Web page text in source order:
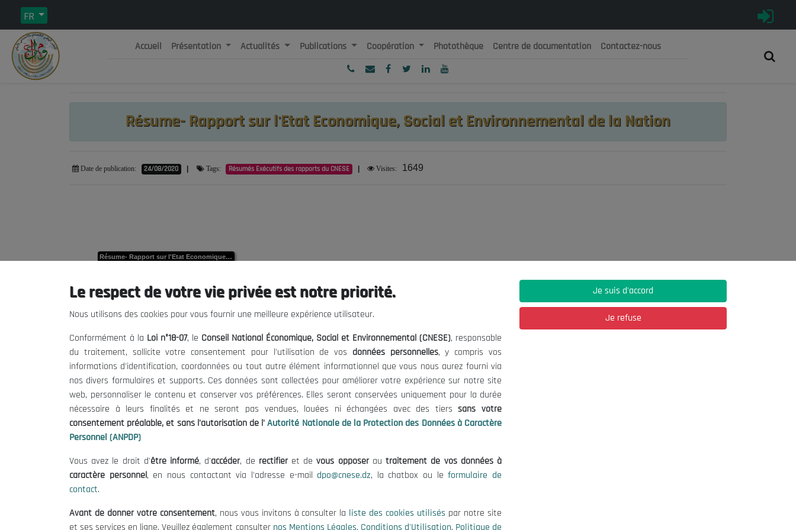
FR
République Algérienne Démocratique et Populaire الجزائرية الديمقراطية الشعبية
Accueil Présentation Actualités Publications Coopération Photothèque Centre de documentation Contactez-nous
Résume- Rapport sur l'Etat Economique, Social et Environnemental de la Nation
Date de publication: 24/08/2020 Tags: Résumés Exécutifs des rapports du CNESE Visites: 1649
Résume- Rapport sur l'Etat Economique, Social et Environnemental de la Nation
Le CNESE
Le président
Informations utiles
Mentions Légales
Nous Contacter
contact@cnese.dz
Suggestions ou Initiatives ?
Le respect de votre vie privée est notre priorité.
Nous utilisons des cookies pour vous fournir une meilleure expérience utilisateur.
Conformément à la Loi n°18-07, le Conseil National Économique, Social et Environnemental (CNESE), responsable
du traitement, sollicite votre consentement pour l'utilisation de vos données personnelles, y compris vos
informations d'identification, coordonnées ou tout autre élément informationnel que vous nous aurez fourni via
nos divers formulaires et supports. Ces données sont collectées pour améliorer votre expérience sur notre site
web, personnaliser le contenu et conserver vos préférences. Elles seront conservées uniquement pour la durée
nécessaire à leurs finalités et ne seront pas vendues, louées ni échangées avec des tierssans votre
consentement préalable, et sans l'autorisation de l' Autorité Nationale de la Protection des Données à Caractère
Personnel (ANPDP)
Vous avez le droit d'être informé, d'accéder, de rectifieret devous opposerautraitement de vos données à
caractère personnel, en nous contactant via l'adresse e-mail dpo@cnese.dz, la chatbox ou leformulaire de
contact.
Avant de donner votre consentement, nous vous invitons à consulter la liste des cookies utilisés par notre site
et ses services en ligne. Veuillez également consulter nos Mentions Légales, Conditions d'Utilisation, Politique de
Je suis d'accord
Je refuse